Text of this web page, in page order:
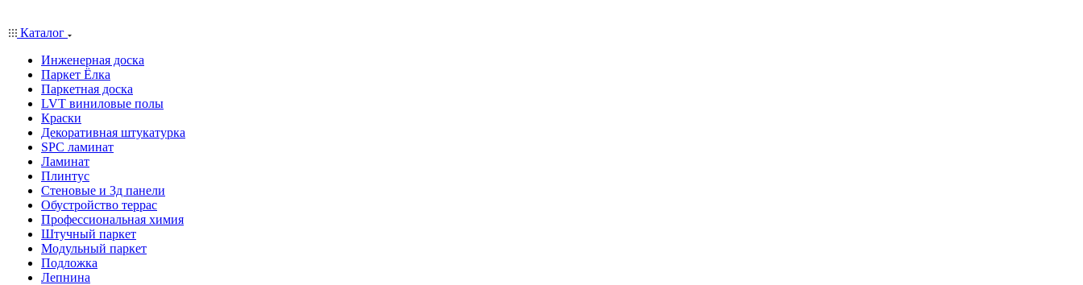
Каталог
Инженерная доска
Паркет Ёлка
Паркетная доска
LVT виниловые полы
Краски
Декоративная штукатурка
SPC ламинат
Ламинат
Плинтус
Стеновые и 3д панели
Обустройство террас
Профессиональная химия
Штучный паркет
Модульный паркет
Подложка
Лепнина